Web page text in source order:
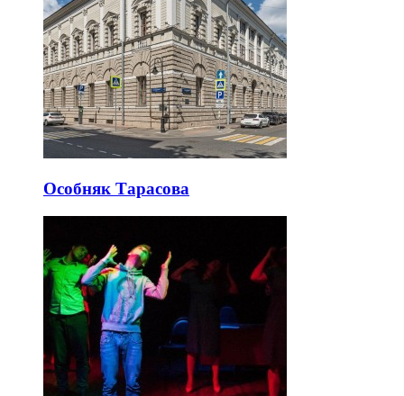
Особняк Тарасова